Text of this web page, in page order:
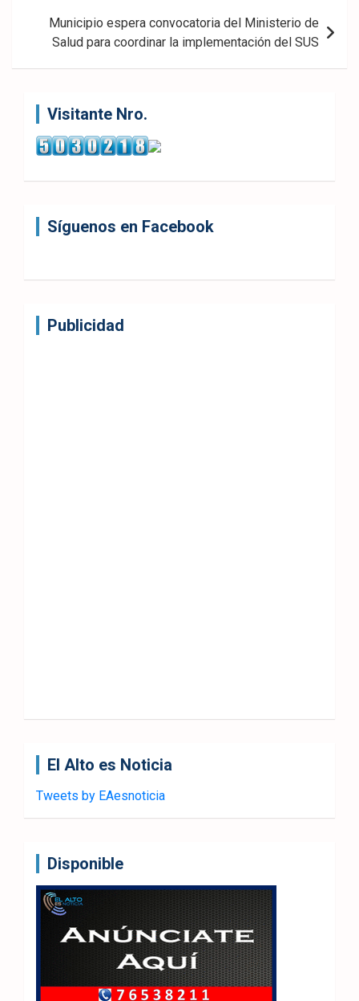
entradas
Municipio espera convocatoria del Ministerio de
Salud para coordinar la implementación del SUS
Visitante Nro.
Síguenos en Facebook
Publicidad
El Alto es Noticia
Tweets by EAesnoticia
Disponible